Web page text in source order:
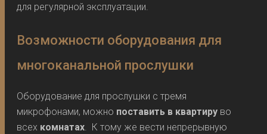
для регулярной эксплуатации.
Возможности оборудования для
многоканальной прослушки
Оборудование для прослушки с тремя
микрофонами, можно поставить в квартиру во
всех комнатах. К тому же вести непрерывную